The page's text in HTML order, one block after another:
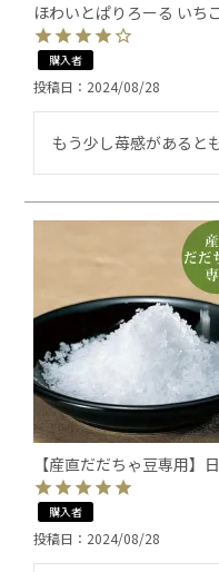
ほわいとぱりろーる いち
購入者
投稿日 2024/08/28
もう少し苺感があると
【産直だだちゃ豆専用】
購入者
投稿日 2024/08/28